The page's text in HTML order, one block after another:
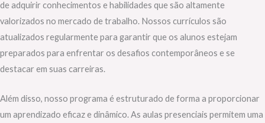
de adquirir conhecimentos e habilidades que são altamente
valorizados no mercado de trabalho. Nossos currículos são
atualizados regularmente para garantir que os alunos estejam
preparados para enfrentar os desafios contemporâneos e se
destacar em suas carreiras.
Além disso, nosso programa é estruturado de forma a proporcionar
um aprendizado eficaz e dinâmico. As aulas presenciais permitem uma